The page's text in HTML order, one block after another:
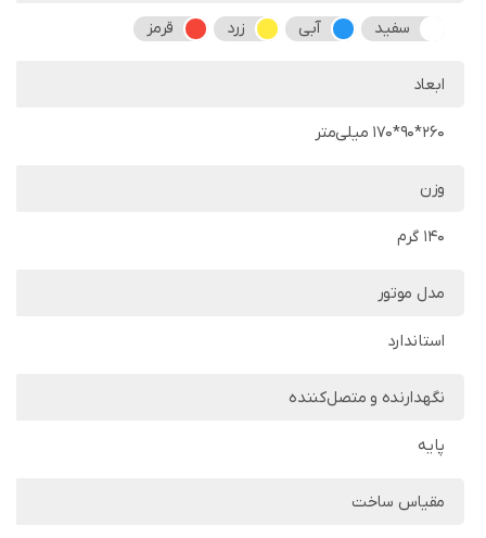
سفید آبی زرد قرمز
ابعاد
260*90*170 میلی‌متر
وزن
140 گرم
مدل موتور
استاندارد
نگهدارنده و متصل‌کننده
پایه
مقیاس ساخت